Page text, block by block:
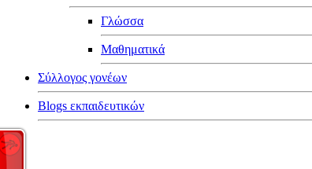
Γλώσσα
Μαθηματικά
Σύλλογος γονέων
Blogs εκπαιδευτικών